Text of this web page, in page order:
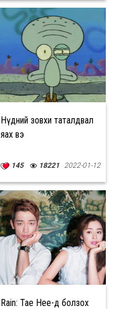
Нүдний зовхи таталдвал
яах вэ
145 18221 2022-01-12
Rain: Tae Hee-д болзох